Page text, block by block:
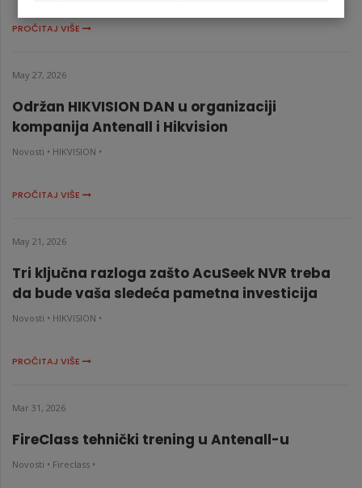
PROČITAJ VIŠE
May 27, 2026
Održan HIKVISION DAN u organizaciji
kompanija Antenall i Hikvision
Novosti • HIKVISION •
PROČITAJ VIŠE
May 21, 2026
Tri ključna razloga zašto AcuSeek NVR treba
da bude vaša sledeća pametna investicija
Novosti • HIKVISION •
PROČITAJ VIŠE
Mar 31, 2026
FireClass tehnički trening u Antenall-u
Novosti • Fireclass •